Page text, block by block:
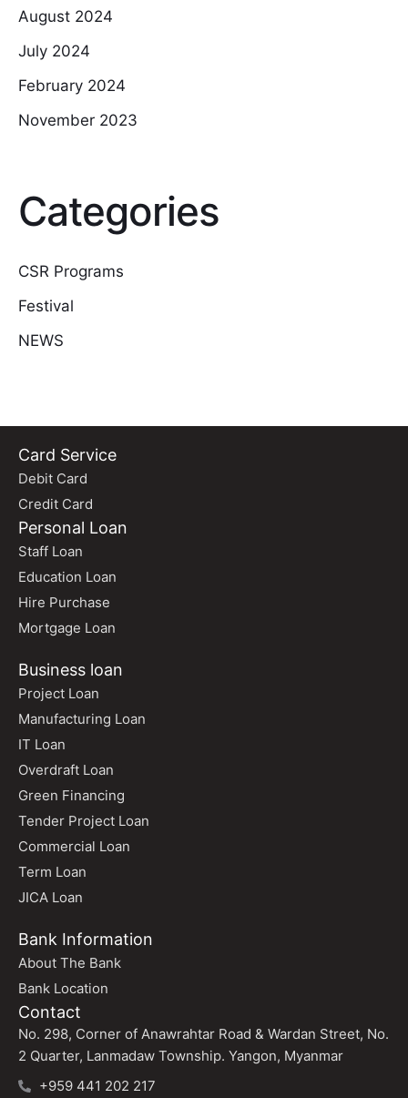
August 2024
July 2024
February 2024
November 2023
Categories
CSR Programs
Festival
NEWS
Card Service
Debit Card
Credit Card
Personal Loan
Staff Loan
Education Loan
Hire Purchase
Mortgage Loan
Business loan
Project Loan
Manufacturing Loan
IT Loan
Overdraft Loan
Green Financing
Tender Project Loan
Commercial Loan
Term Loan
JICA Loan
Bank Information
About The Bank
Bank Location
Contact
No. 298, Corner of Anawrahtar Road & Wardan Street, No.
2 Quarter, Lanmadaw Township. Yangon, Myanmar
+959 441 202 217